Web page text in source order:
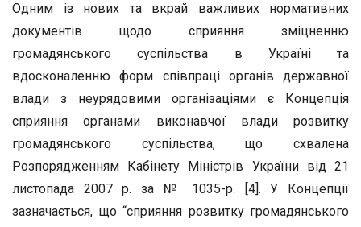
Одним із нових та вкрай важливих нормативних
документів щодо сприяння зміцненню
громадянського суспільства в Україні та
вдосконаленню форм співпраці органів державної
влади з неурядовими організаціями є Концепція
сприяння органами виконавчої влади розвитку
громадянського суспільства, що схвалена
Розпорядженням Кабінету Міністрів України від 21
листопада 2007 р. за № 1035-р. [4]. У Концепції
зазначається, що “сприяння розвитку громадянського